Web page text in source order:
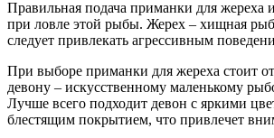
Правильная подача приманки для жереха
при ловле этой рыбы. Жерех – хищная
следует привлекать агрессивным
При выборе приманки для жереха стоит
девону – искусственному маленькому
Лучше всего подходит девон с яркими
блестящим покрытием, что привлечет